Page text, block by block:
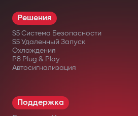
Решения
S5 Система Безопасности
S5 Удаленный Запуск
Охлаждения
P8 Plug & Play
Автосигнализация
Поддержка